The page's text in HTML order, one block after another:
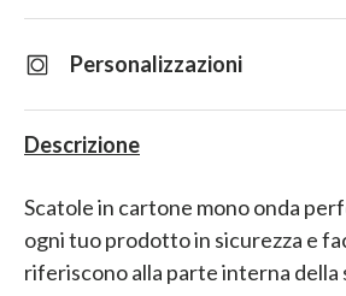
Personalizzazioni
Descrizione
Scatole in cartone mono onda
ogni tuo prodotto in sicurezza e
riferiscono alla parte interna della